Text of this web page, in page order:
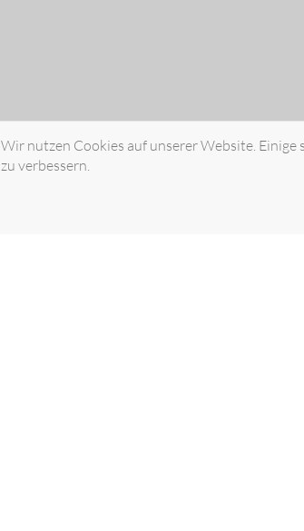
Wir nutzen Cookies auf unserer Website. Einige
zu verbessern.